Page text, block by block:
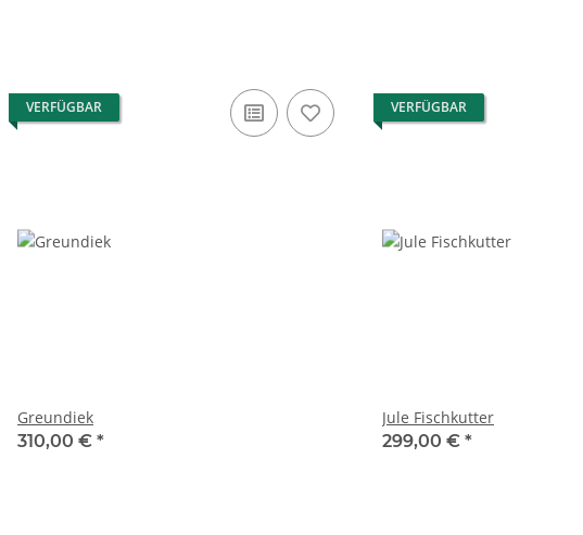
VERFÜGBAR
Greundiek
310,00 € *
VERFÜGBAR
Jule Fischkutter
299,00 € *